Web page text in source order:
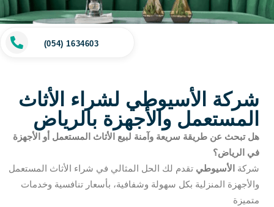
شركة الأسيوطي لشراء الأثاث
المستعمل والأجهزة بالرياض
هل تبحث عن طريقة سريعة وآمنة لبيع الأثاث المستعمل أو الأجهزة
في الرياض؟
شركة الأسيوطي تقدم لك الحل المثالي في شراء الأثاث المستعمل
والأجهزة المنزلية بكل سهولة وشفافية، بأسعار تنافسية وخدمات
متميزة
(054) 1634603